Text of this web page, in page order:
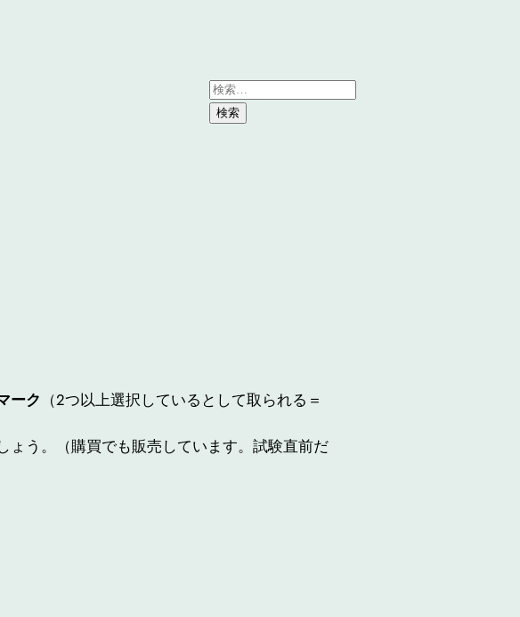
ーク （2つ以上選択しているとして取られる＝
ょう。（購買でも販売しています。試験直前だ